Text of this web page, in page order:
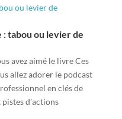
ou levier de
tabou ou levier de
avez aimé le livre Ces
allez adorer le podcast
en clés de
d’actions